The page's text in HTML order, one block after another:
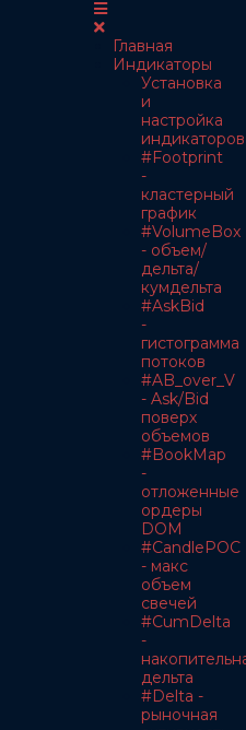
Главная
Индикаторы
Установка
и
настройка
индикаторов
#Footprint
-
кластерный
график
#VolumeBox
- объем/
дельта/
кумдельта
#AskBid
-
гистограмма
потоков
#AB_over_V
- Ask/Bid
поверх
объемов
#BookMap
-
отложенные
ордеры
DOM
#CandlePOC
- макс
объем
свечей
#CumDelta
-
дельта
#Delta -
рыночная